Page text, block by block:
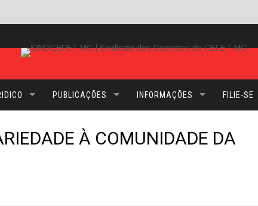
PUBLICAÇÕES INFORMAÇÕES FILIE-SE
À COMUNIDADE DA